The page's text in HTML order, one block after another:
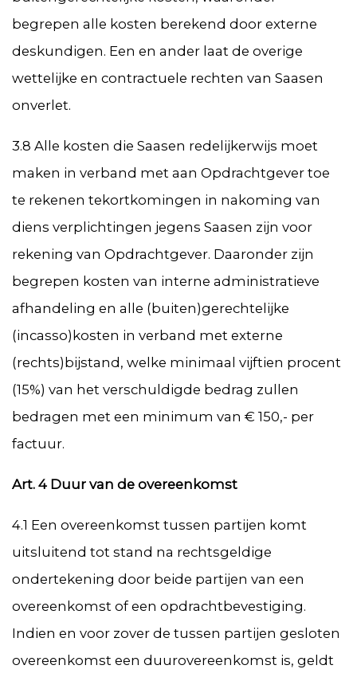
begrepen alle kosten berekend door externe
deskundigen. Een en ander laat de overige
wettelijke en contractuele rechten van Saasen
onverlet.
3.8 Alle kosten die Saasen redelijkerwijs moet
maken in verband met aan Opdrachtgever toe
te rekenen tekortkomingen in nakoming van
diens verplichtingen jegens Saasen zijn voor
rekening van Opdrachtgever. Daaronder zijn
begrepen kosten van interne administratieve
afhandeling en alle (buiten)gerechtelijke
(incasso)kosten in verband met externe
(rechts)bijstand, welke minimaal vijftien procent
(15%) van het verschuldigde bedrag zullen
bedragen met een minimum van € 150,- per
factuur.
Art. 4 Duur van de overeenkomst
4.1 Een overeenkomst tussen partijen komt
uitsluitend tot stand na rechtsgeldige
ondertekening door beide partijen van een
overeenkomst of een opdrachtbevestiging.
Indien en voor zover de tussen partijen gesloten
overeenkomst een duurovereenkomst is, geldt